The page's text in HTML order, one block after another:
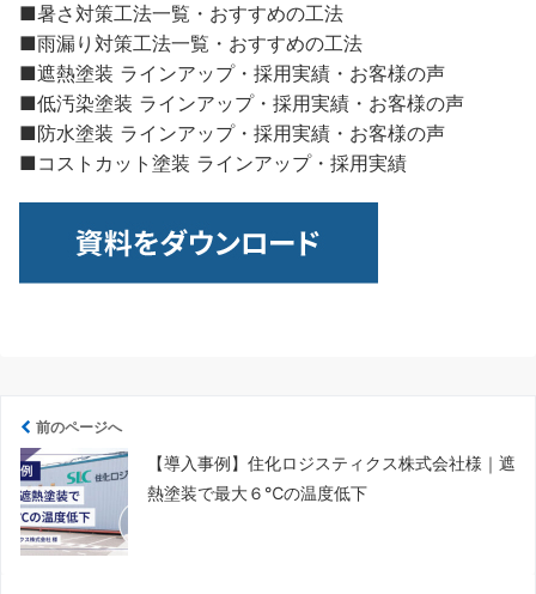
■暑さ対策工法一覧・おすすめの工法
■雨漏り対策工法一覧・おすすめの工法
■遮熱塗装 ラインアップ・採用実績・お客様の声
■低汚染塗装 ラインアップ・採用実績・お客様の声
■防水塗装 ラインアップ・採用実績・お客様の声
■コストカット塗装 ラインアップ・採用実績
前のページへ
【導入事例】住化ロジスティクス株式会社様｜遮
熱塗装で最大６℃の温度低下